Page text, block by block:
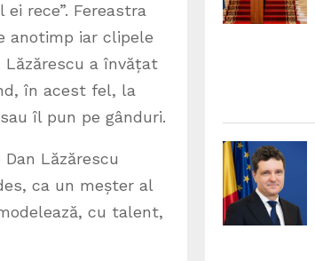
rece”. Fereastra
anotimp iar clipele
a învățat
în acest fel, la
îl pun pe gânduri.
Lăzărescu
ca un meșter al
cu talent,